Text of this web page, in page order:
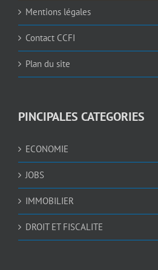
Mentions légales
Contact CCFI
Plan du site
PINCIPALES CATEGORIES
ECONOMIE
JOBS
IMMOBILIER
DROIT ET FISCALITE